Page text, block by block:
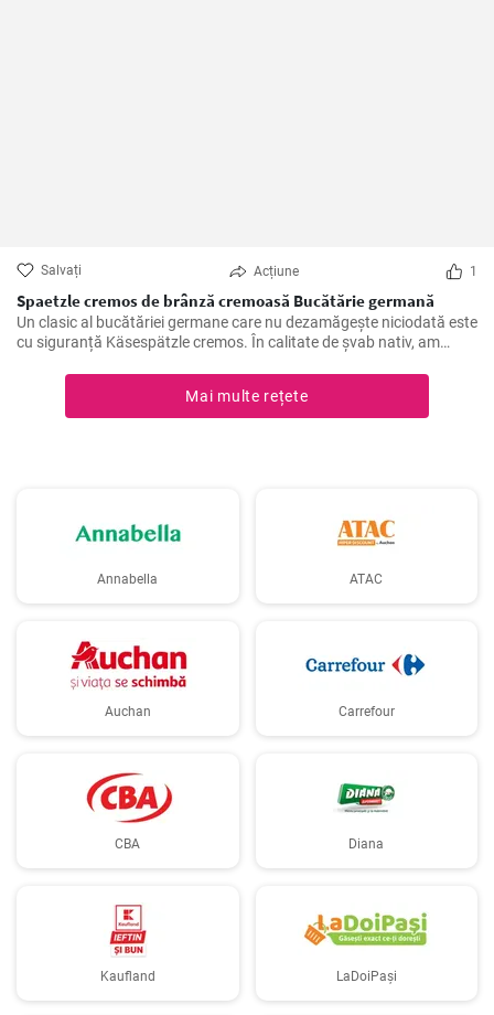
Salvați Acțiune 1
Spaetzle cremos de brânză cremoasă Bucătărie germană
Un clasic al bucătăriei germane care nu dezamăgește niciodată este
cu siguranță Käsespätzle cremos. În calitate de șvab nativ, am
copilărie și, prin urmare, pot confirma: Cu ingredientele potrivite și
câteva trucuri în mânecă, Käsespätzle de casă sunt irezistibil de
delicioase!
Mai multe rețete
Annabella ATAC
Auchan Carrefour
CBA Diana
Kaufland LaDoiPași